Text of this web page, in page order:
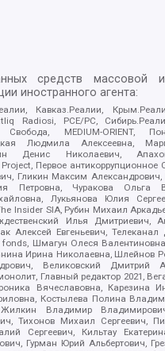
средств массовой
иностранного агента:
Кавказ.Реалии,
Radiosi, PCE/PC,
MEDIUM-ORIENT,
Людмила Алексеевна,
Денис Николаевич,
Первое антикоррупционное
Гликин Максим
Петровна, Чуракова Ольга
Лукьянова Юлия
Insider SIA, Рубин Михаил
Илья Дмитриевич,
Алексей Евгеньевич,
fonds, Шмагун Олеся
Ирина Николаевна, Шлейнов
Великовский Дмитрий
Главный редактор 2021,
Вячеславовна, Карезина
Костылева Полина
Владимир
Тихонов Михаил Сергеевич,
Сергеевич, Кильтау
Гурман Юрий Альбертович,